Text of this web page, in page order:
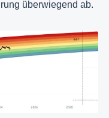
überwiegend ab.